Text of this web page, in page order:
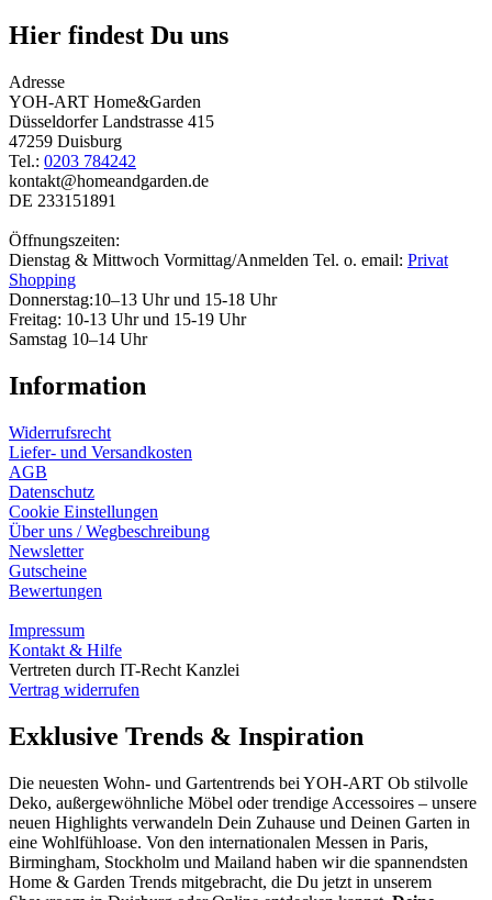
Hier findest Du uns
Adresse
YOH-ART Home&Garden
Düsseldorfer Landstrasse 415
47259 Duisburg
Tel.: 0203 784242
kontakt@homeandgarden.de
DE 233151891
Öffnungszeiten:
Dienstag & Mittwoch Vormittag/Anmelden Tel. o. email: Privat
Shopping
Donnerstag:10–13 Uhr und 15-18 Uhr
Freitag: 10-13 Uhr und 15-19 Uhr
Samstag 10–14 Uhr
Information
Widerrufsrecht
Liefer- und Versandkosten
AGB
Datenschutz
Cookie Einstellungen
Über uns / Wegbeschreibung
Newsletter
Gutscheine
Bewertungen
Impressum
Kontakt & Hilfe
Vertreten durch IT-Recht Kanzlei
Vertrag widerrufen
Exklusive Trends & Inspiration
Die neuesten Wohn- und Gartentrends bei YOH‑ART Ob stilvolle
Deko, außergewöhnliche Möbel oder trendige Accessoires – unsere
neuen Highlights verwandeln Dein Zuhause und Deinen Garten in
eine Wohlfühloase. Von den internationalen Messen in Paris,
Birmingham, Stockholm und Mailand haben wir die spannendsten
Home & Garden Trends mitgebracht, die Du jetzt in unserem